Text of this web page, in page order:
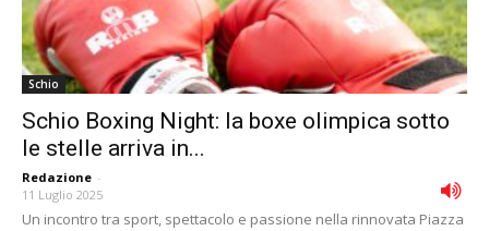
Schio
Schio Boxing Night: la boxe olimpica sotto
le stelle arriva in...
Redazione -
11 Luglio 2025
Un incontro tra sport, spettacolo e passione nella rinnovata Piazza